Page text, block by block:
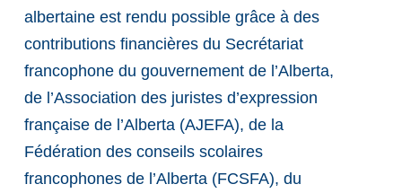
albertaine est rendu possible grâce à des
contributions financières du Secrétariat
francophone du gouvernement de l’Alberta,
de l’Association des juristes d’expression
française de l’Alberta (AJEFA), de la
Fédération des conseils scolaires
francophones de l’Alberta (FCSFA), du